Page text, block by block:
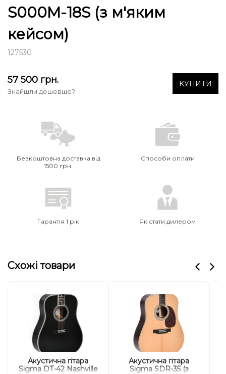
S000M-18S (з м'яким
кейсом)
127530
57 500 грн.
Знайшли дешевше?
КУПИТИ
Безкоштовна доставка від
1500 грн.
Способи оплати
Гарантія 1 рік Як стати дилером
Схожі товари
Акустична гітара
Sigma DT-42 Nashville
Акустична гітара
Sigma SDR-35 (з